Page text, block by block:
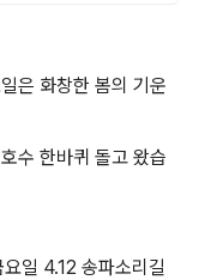
은 화창한 봄의 기운
수 한바퀴 돌고 왔습
일 4.12 송파소리길